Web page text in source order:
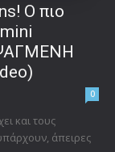
Ο πιο
0
και τους
άπειρες